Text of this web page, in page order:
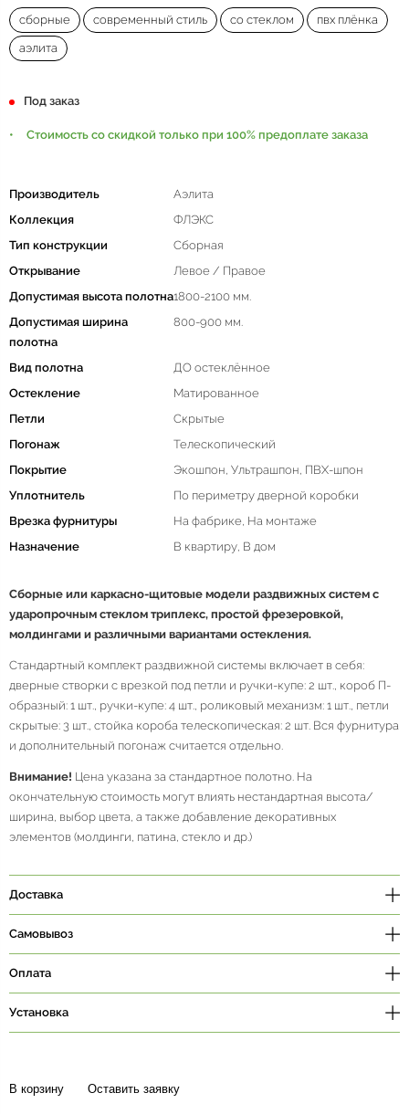
сборные современный стиль со стеклом пвх плёнка
аэлита
Под заказ
Стоимость со скидкой только при 100% предоплате заказа
Производитель
Аэлита
Коллекция
ФЛЭКС
Тип конструкции
Сборная
Открывание
Левое / Правое
Допустимая высота полотна1800-2100 мм.
Допустимая ширина
полотна
800-900 мм.
Вид полотна
ДО остеклённое
Остекление
Матированное
Петли
Скрытые
Погонаж
Телескопический
Покрытие
Экошпон, Ультрашпон, ПВХ-шпон
Уплотнитель
По периметру дверной коробки
Врезка фурнитуры
На фабрике, На монтаже
Назначение
В квартиру, В дом
Сборные или каркасно-щитовые модели раздвижных систем с
ударопрочным стеклом триплекс, простой фрезеровкой,
молдингами и различными вариантами остекления.
Стандартный комплект раздвижной системы включает в себя:
дверные створки с врезкой под петли и ручки-купе: 2 шт., короб П-
образный: 1 шт., ручки-купе: 4 шт., роликовый механизм: 1 шт., петли
скрытые: 3 шт., стойка короба телескопическая: 2 шт. Вся фурнитура
и дополнительный погонаж считается отдельно.
Внимание! Цена указана за стандартное полотно. На
окончательную стоимость могут влиять нестандартная высота/
ширина, выбор цвета, а также добавление декоративных
элементов (молдинги, патина, стекло и др.)
Доставка
Самовывоз
Оплата
Установка
В корзину Оставить заявку